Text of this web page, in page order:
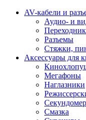
AV-кабели и
Аудио- и
Разъемы
Стяжки,
Аксессуары для
Мегафоны
Наглазники
Смазка